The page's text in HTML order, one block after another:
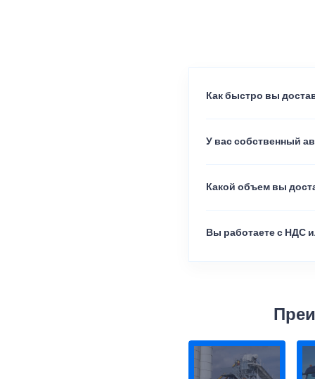
Как быстро вы
У вас собственный
Какой объем вы
Вы работаете с НДС